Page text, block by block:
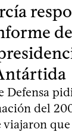
Defensa
del
viajaron